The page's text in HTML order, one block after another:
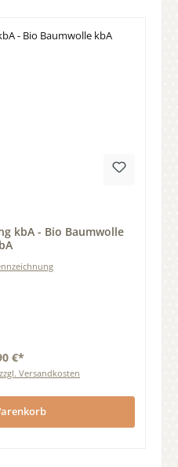
kbA - Bio Baumwolle
€*
Versandkosten